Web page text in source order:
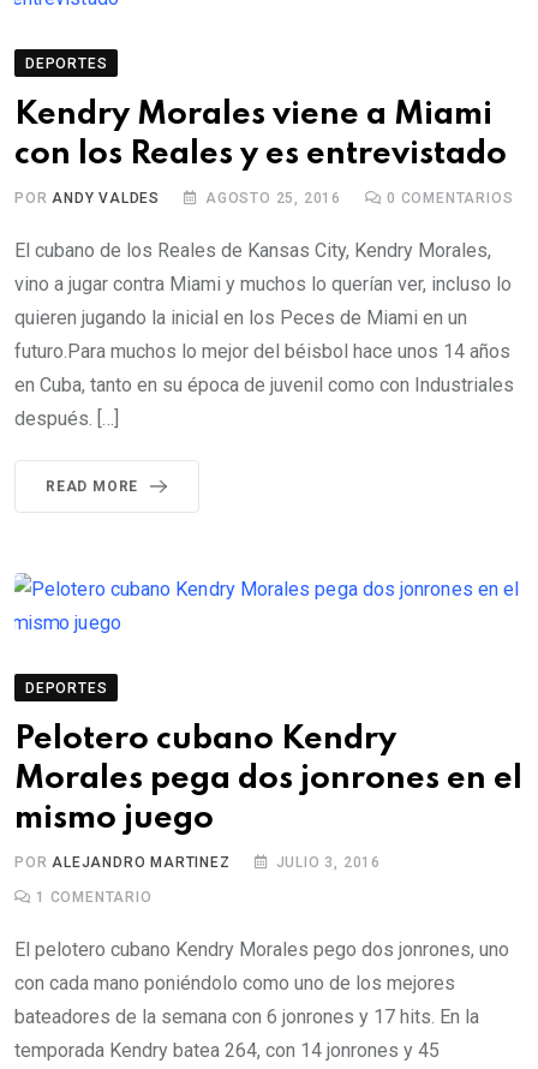
DEPORTES
Kendry Morales viene a Miami
con los Reales y es entrevistado
POR ANDY VALDES AGOSTO 25, 2016 0 COMENTARIOS
El cubano de los Reales de Kansas City, Kendry Morales,
vino a jugar contra Miami y muchos lo querían ver, incluso lo
quieren jugando la inicial en los Peces de Miami en un
futuro.Para muchos lo mejor del béisbol hace unos 14 años
en Cuba, tanto en su época de juvenil como con Industriales
después. […]
READ MORE
DEPORTES
Pelotero cubano Kendry
Morales pega dos jonrones en el
mismo juego
POR ALEJANDRO MARTINEZ JULIO 3, 2016
1 COMENTARIO
El pelotero cubano Kendry Morales pego dos jonrones, uno
con cada mano poniéndolo como uno de los mejores
bateadores de la semana con 6 jonrones y 17 hits. En la
temporada Kendry batea 264, con 14 jonrones y 45